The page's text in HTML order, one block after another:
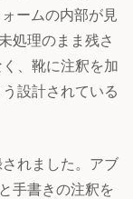
ームの内部が見
処理のまま残さ
、靴に注釈を加
設計されている
れました。アブ
手書きの注釈を